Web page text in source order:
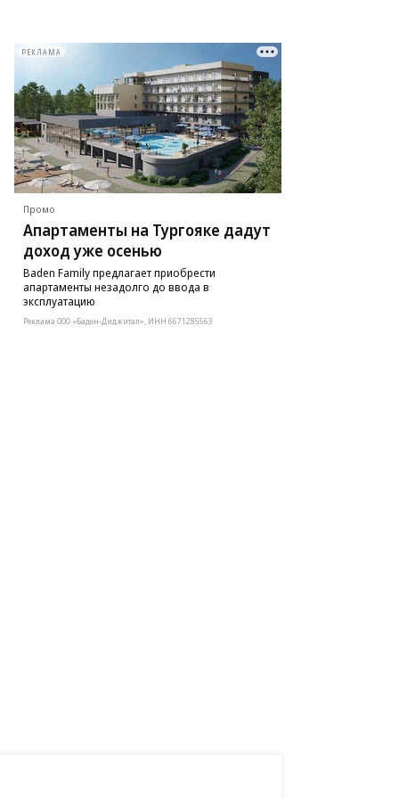
Промо
Апартаменты на Тургояке дадут
доход уже осенью
Baden Family предлагает приобрести
апартаменты незадолго до ввода в
эксплуатацию
Реклама ООО «Баден-Диджитал», ИНН 6671285563
РЕКЛАМА